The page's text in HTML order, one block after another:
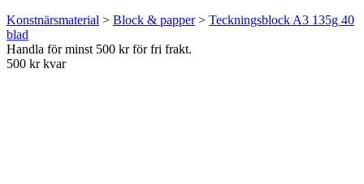
Konstnärsmaterial > Block & papper> Teckningsblock A3 135g 40
blad
Handla för minst 500 kr för fri frakt.
500 kr kvar